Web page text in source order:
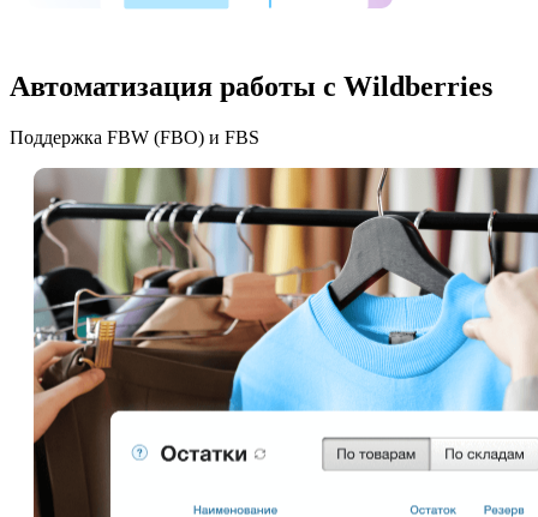
Автоматизация работы с Wildberries
Поддержка FBW (FBO) и FBS